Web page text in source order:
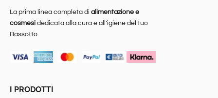
La prima linea completa di alimentazione e
cosmesi dedicata alla cura e all’igiene del tuo
Bassotto.
I PRODOTTI